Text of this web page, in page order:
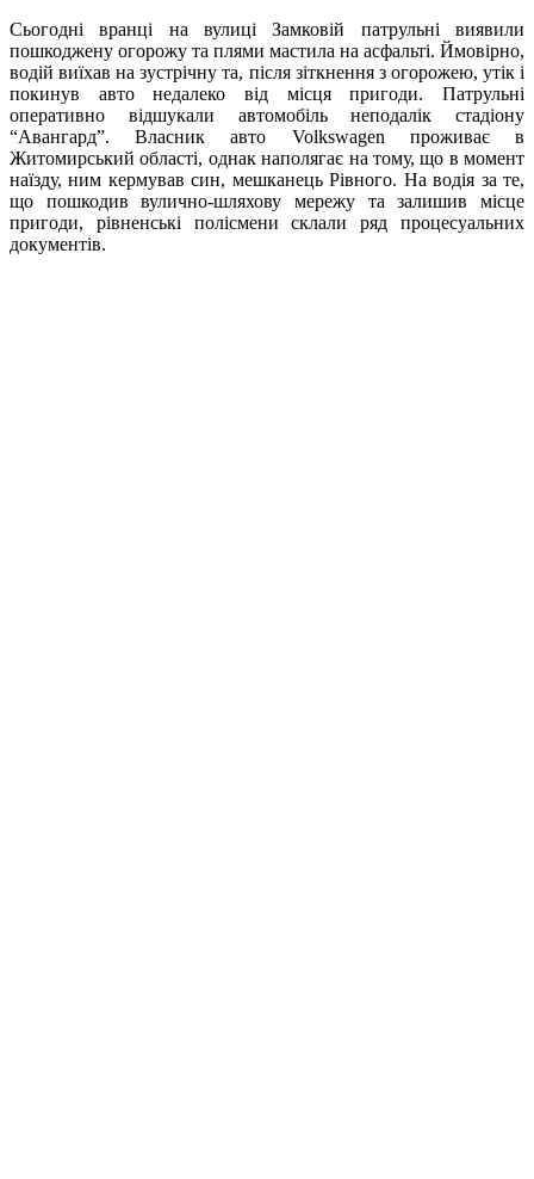
Сьогодні вранці на вулиці Замковій патрульні виявили
пошкоджену огорожу та плями мастила на асфальті. Ймовірно,
водій виїхав на зустрічну та, після зіткнення з огорожею, утік і
покинув авто недалеко від місця пригоди. Патрульні
оперативно відшукали автомобіль неподалік стадіону
“Авангард”. Власник авто Volkswagen проживає в
Житомирський області, однак наполягає на тому, що в момент
наїзду, ним кермував син, мешканець Рівного. На водія за те,
що пошкодив вулично-шляхову мережу та залишив місце
пригоди, рівненські полісмени склали ряд процесуальних
документів.